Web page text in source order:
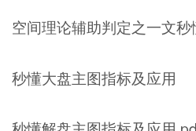
空间理论辅助判定之一文
秒懂大盘主图指标及应用